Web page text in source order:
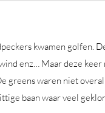
kwamen golfen.
enz… Maar deze
greens waren niet
baan waar veel